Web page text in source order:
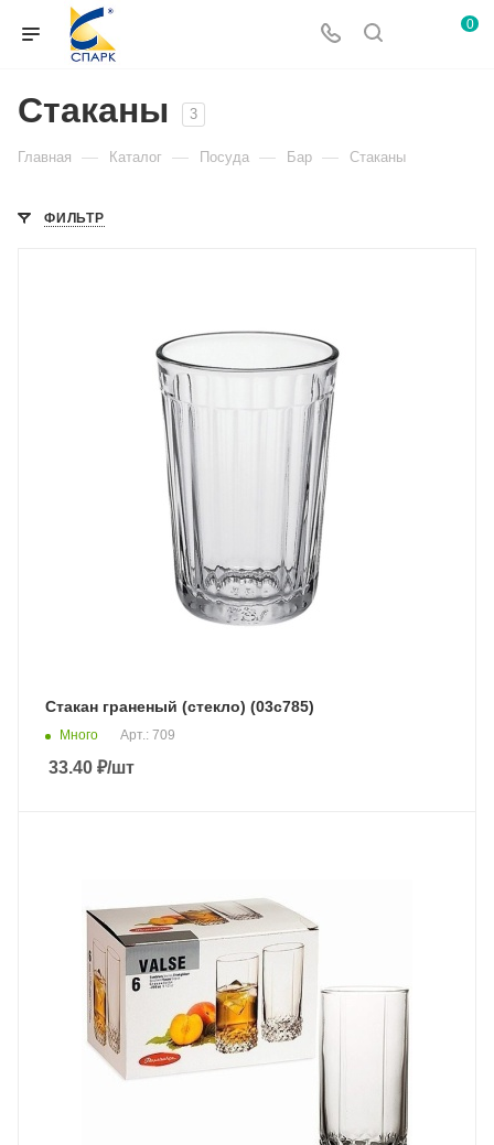
0
Стаканы 3
Главная — Каталог — Посуда — Бар — Стаканы
ФИЛЬТР
Стакан граненый (стекло) (03с785)
Много Арт.: 709
33.40 ₽/шт